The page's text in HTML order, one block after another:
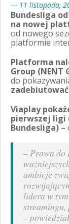
— 11 listopada,
Bundesliga
na nowej
od nowego
platformie
Platforma
Group (NENT
do
Viaplay
pierwszej ligi
Bundesliga) –
–Prawa do
ambicje
lidera w
–